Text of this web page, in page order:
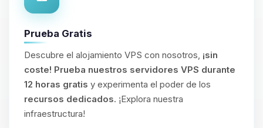
Prueba Gratis
Descubre el alojamiento VPS con nosotros, ¡sin
coste! Prueba nuestros servidores VPS durante
12 horas gratis y experimenta el poder de los
recursos dedicados. ¡Explora nuestra
infraestructura!